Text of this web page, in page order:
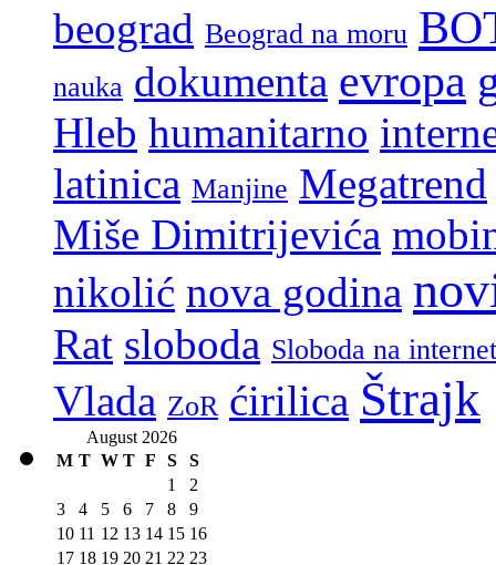
beograd Beograd na moru
nauka dokumenta evropa
Hleb humanitarno
latinica Manjine Megatrend
Miše Dimitrijevića
nikolić nova godina
Rat sloboda Sloboda na
Vlada ZoR ćirilica Štrajk
August 2026
M T W T F S
S
1
2
3
4 5 6 7 8
9
10 11 12 13 14 15 16
17 18 19 20 21 22 23